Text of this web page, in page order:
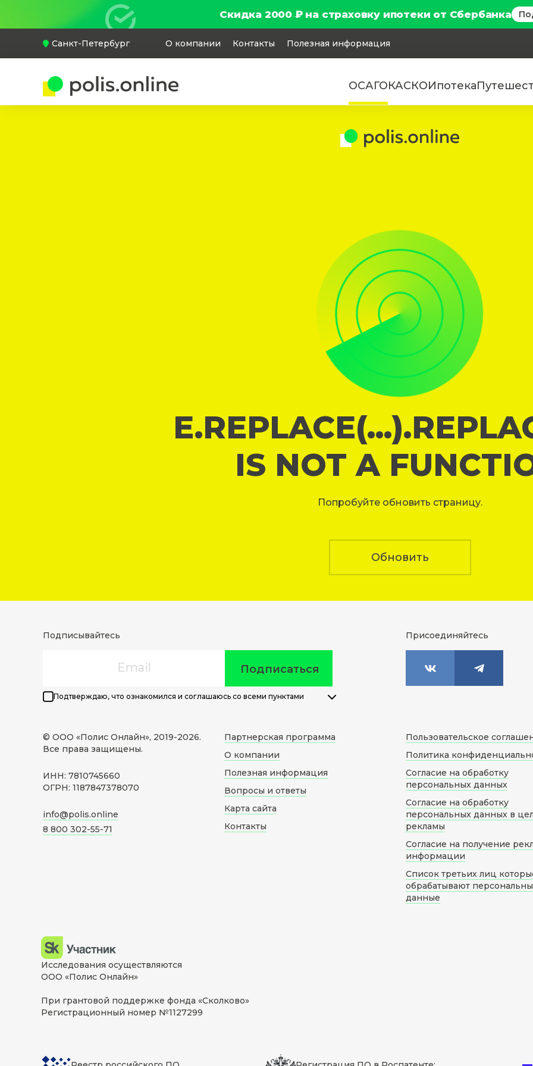
Скидка 2000 ₽ на страховку ипотеки от Сбербанка
Санкт-Петербург О компании Контакты Полезная информация
ОСАГОКАСКОИпотека
IS NOT A
Попробуйте обновить страницу.
Обновить
Подписывайтесь
Подписаться
Подтверждаю, что ознакомился и соглашаюсь со всеми пунктами
Присоединяйтесь
© ООО «Полис Онлайн», 2019-2026.
Все права защищены.
ИНН: 7810745660
ОГРН: 1187847378070
info@polis.online
8 800 302-55-71
Партнерская программа
О компании
Полезная информация
Вопросы и ответы
Карта сайта
Контакты
Пользовательское
Политика
Согласие на обработку
персональных данных
Согласие на обработку
персональных данных в
рекламы
Согласие на получение
информации
Список третьих лиц
обрабатывают
данные
Исследования осуществляются
ООО «Полис Онлайн»
При грантовой поддержке фонда «Сколково»
Регистрационный номер №1127299